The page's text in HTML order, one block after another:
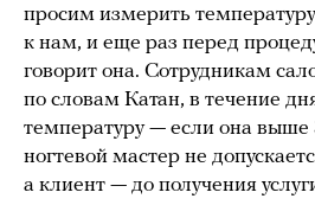
просим измерить
к нам, и еще раз перед
говорит она. Сотрудникам
по словам Катан, в течение
температуру — если она выше
ногтевой мастер не
а клиент — до получения